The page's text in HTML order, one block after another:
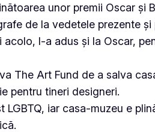
unor premii Oscar
de la vedetele prezente
l-a adus și la Oscar,
The Art Fund de a salva
pentru tineri designeri.
iar casa-muzeu e